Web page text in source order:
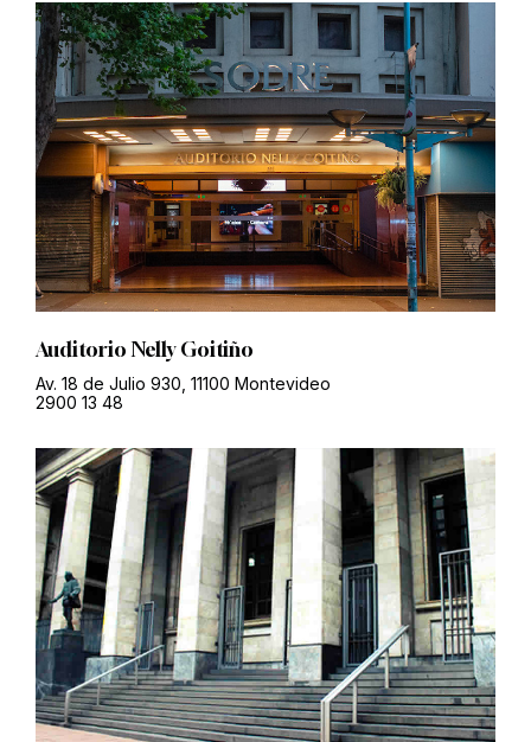
Auditorio Nelly Goitiño
Av. 18 de Julio 930, 11100 Montevideo
2900 13 48